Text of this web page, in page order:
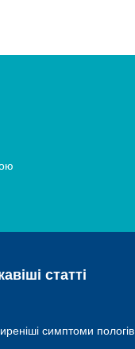
статті
симптоми пологів